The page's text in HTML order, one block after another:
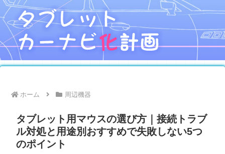
ホーム 周辺機器
タブレット用マウスの選び方｜接続トラブ
ル対処と用途別おすすめで失敗しない5つ
のポイント